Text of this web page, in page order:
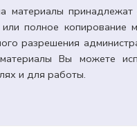
материалы принадлежат
полное копирование
разрешения
Вы можете
и для работы.